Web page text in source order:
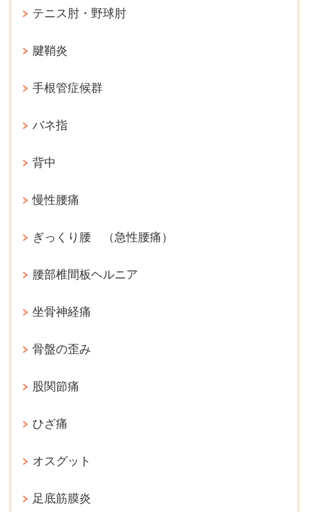
テニス肘・野球肘
腱鞘炎
手根管症候群
バネ指
背中
慢性腰痛
ぎっくり腰 （急性腰痛）
腰部椎間板ヘルニア
坐骨神経痛
骨盤の歪み
股関節痛
ひざ痛
オスグット
足底筋膜炎